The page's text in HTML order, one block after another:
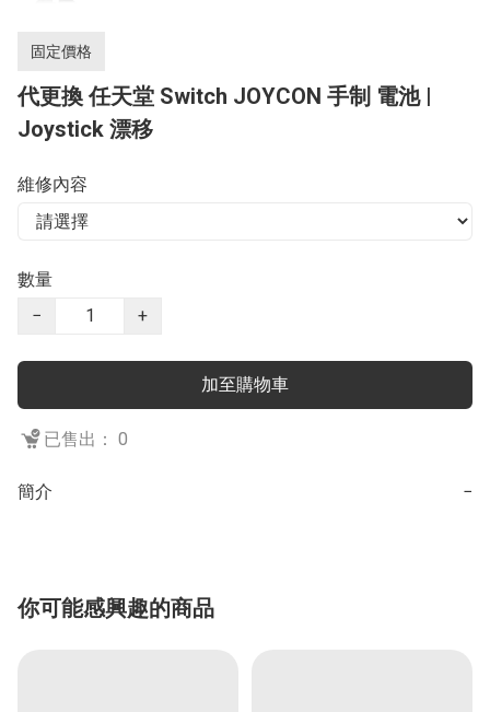
固定價格
代更換 任天堂 Switch JOYCON 手制 電池 |
Joystick 漂移
維修內容
數量
−
+
加至購物車
已售出： 0
簡介 −
你可能感興趣的商品